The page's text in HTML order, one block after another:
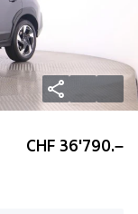
CHF 36'790.–